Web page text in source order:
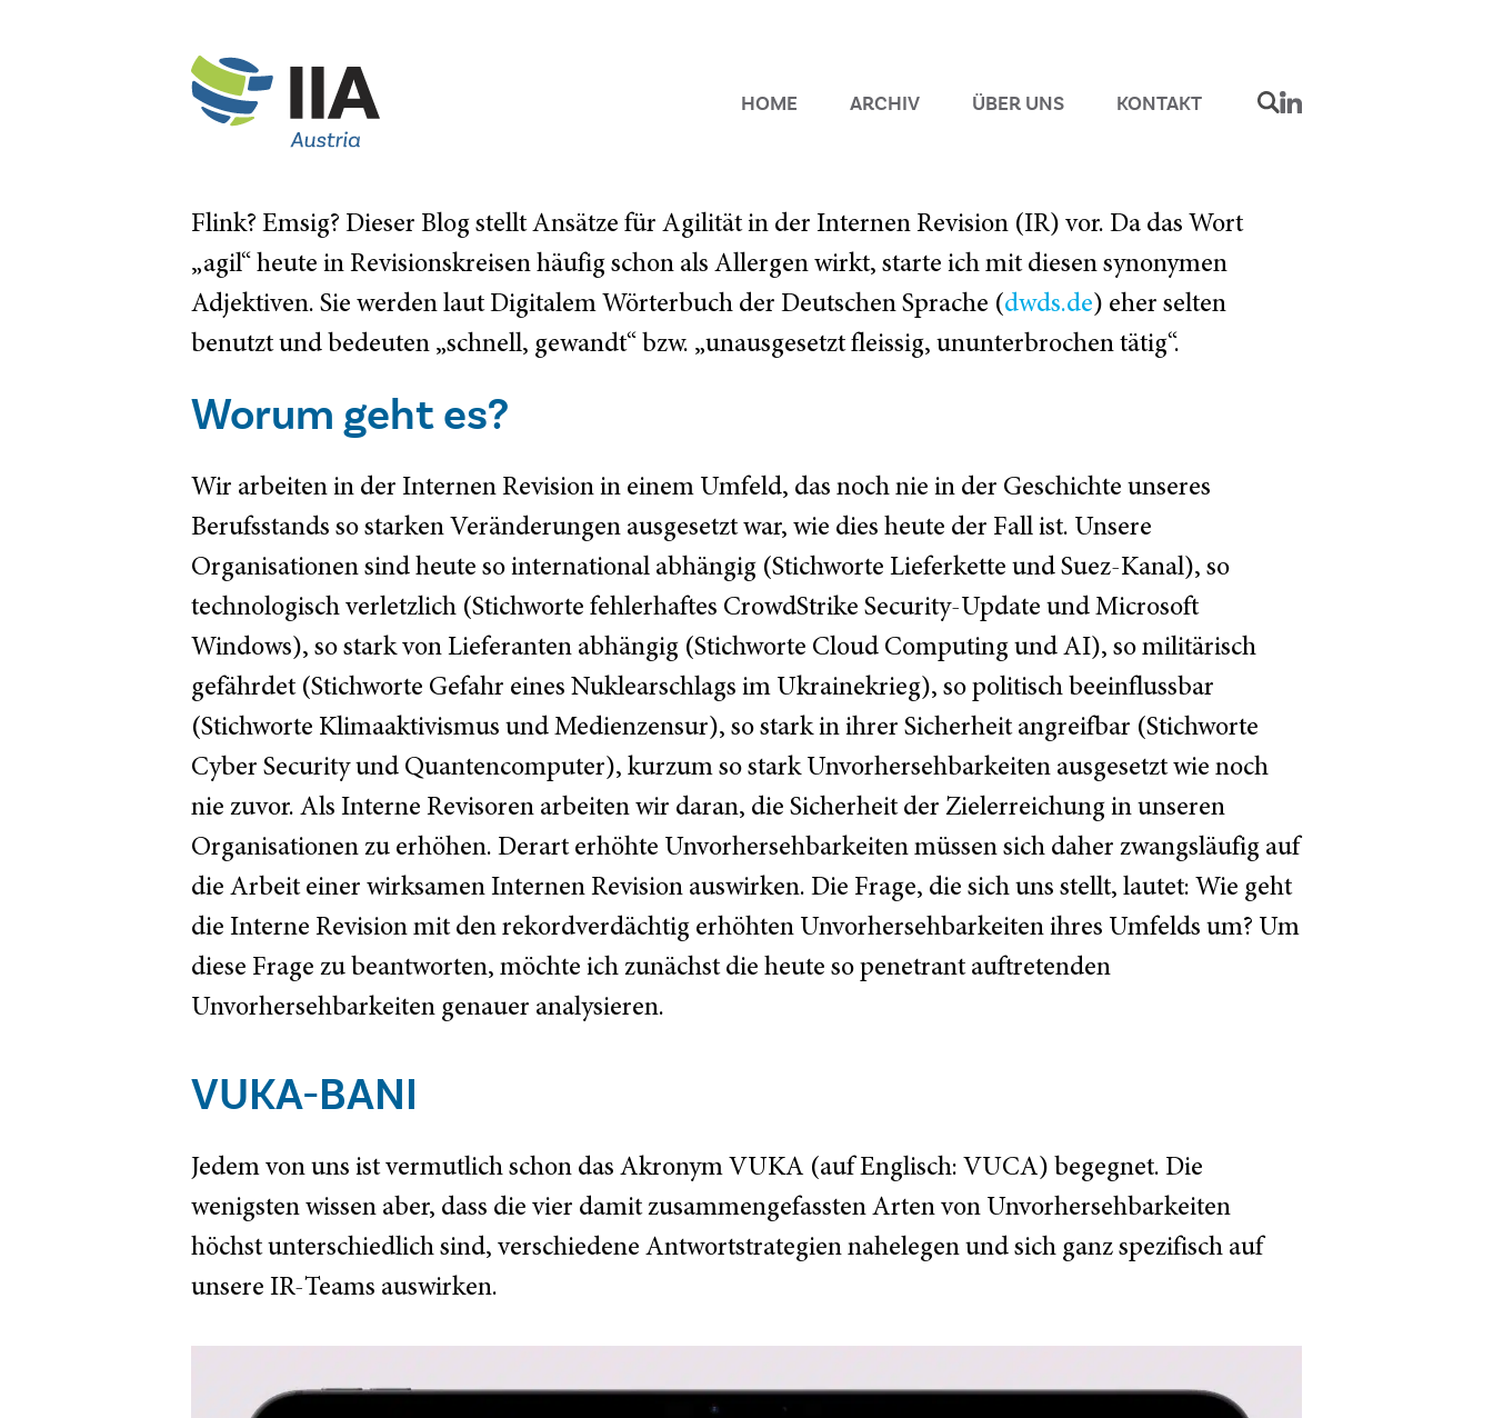
HOME ARCHIV ÜBER UNS KONTAKT
Flink? Emsig? Dieser Blog stellt Ansätze für Agilität in der Internen Revision (IR) vor. Da das Wort
„agil“ heute in Revisionskreisen häufig schon als Allergen wirkt, starte ich mit diesen synonymen
Adjektiven. Sie werden laut Digitalem Wörterbuch der Deutschen Sprache (dwds.de) eher selten
benutzt und bedeuten „schnell, gewandt“ bzw. „unausgesetzt fleissig, ununterbrochen tätig“.
Worum geht es?
Wir arbeiten in der Internen Revision in einem Umfeld, das noch nie in der Geschichte unseres
Berufsstands so starken Veränderungen ausgesetzt war, wie dies heute der Fall ist. Unsere
Organisationen sind heute so international abhängig (Stichworte Lieferkette und Suez-Kanal), so
technologisch verletzlich (Stichworte fehlerhaftes CrowdStrike Security-Update und Microsoft
Windows), so stark von Lieferanten abhängig (Stichworte Cloud Computing und AI), so militärisch
gefährdet (Stichworte Gefahr eines Nuklearschlags im Ukrainekrieg), so politisch beeinflussbar
(Stichworte Klimaaktivismus und Medienzensur), so stark in ihrer Sicherheit angreifbar (Stichworte
Cyber Security und Quantencomputer), kurzum so stark Unvorhersehbarkeiten ausgesetzt wie noch
nie zuvor. Als Interne Revisoren arbeiten wir daran, die Sicherheit der Zielerreichung in unseren
Organisationen zu erhöhen. Derart erhöhte Unvorhersehbarkeiten müssen sich daher zwangsläufig auf
die Arbeit einer wirksamen Internen Revision auswirken. Die Frage, die sich uns stellt, lautet: Wie geht
die Interne Revision mit den rekordverdächtig erhöhten Unvorhersehbarkeiten ihres Umfelds um? Um
diese Frage zu beantworten, möchte ich zunächst die heute so penetrant auftretenden
Unvorhersehbarkeiten genauer analysieren.
VUKA-BANI
Jedem von uns ist vermutlich schon das Akronym VUKA (auf Englisch: VUCA) begegnet. Die
wenigsten wissen aber, dass die vier damit zusammengefassten Arten von Unvorhersehbarkeiten
höchst unterschiedlich sind, verschiedene Antwortstrategien nahelegen und sich ganz spezifisch auf
unsere IR-Teams auswirken.